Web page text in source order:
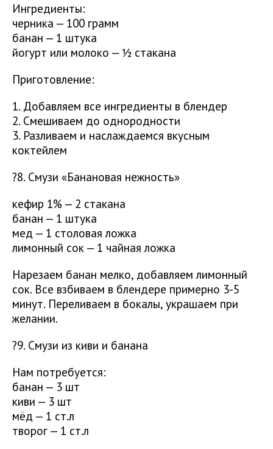
Ингредиенты:
черника — 100 грамм
банан — 1 штука
йогурт или молоко — ½ стакана
Приготовление:
1. Добавляем все ингредиенты в блендер
2. Смешиваем до однородности
3. Разливаем и наслаждаемся вкусным
коктейлем
?8. Смузи «Банановая нежность»
кефир 1% — 2 стакана
банан — 1 штука
мед — 1 столовая ложка
лимонный сок — 1 чайная ложка
Нарезаем банан мелко, добавляем лимонный
сок. Все взбиваем в блендере примерно 3-5
минут. Переливаем в бокалы, украшаем при
желании.
?9. Смузи из киви и банана
Нам потребуется:
банан — 3 шт
киви — 3 шт
мёд — 1 ст.л
творог — 1 ст.л